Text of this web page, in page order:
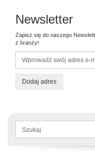
Newsletter
Zapisz się do naszego
z branży!
Dodaj adres
Formularz